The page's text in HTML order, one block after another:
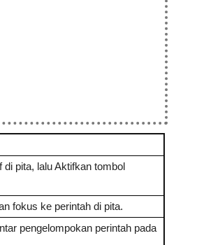
di pita, lalu Aktifkan tombol
fokus ke perintah di pita.
pengelompokan perintah pada